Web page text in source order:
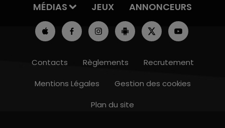
16h00 - 20h00
MÉDIAS
JEUX ANNONCEURS
Contacts Règlements
Recrutement
Mentions Légales
Gestion des cookies
Plan du site